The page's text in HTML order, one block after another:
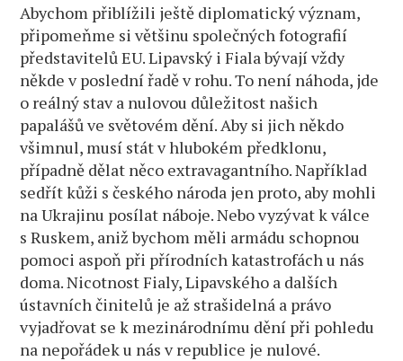
Abychom přiblížili ještě diplomatický význam,
připomeňme si většinu společných fotografií
představitelů EU. Lipavský i Fiala bývají vždy
někde v poslední řadě v rohu. To není náhoda, jde
o reálný stav a nulovou důležitost našich
papalášů ve světovém dění. Aby si jich někdo
všimnul, musí stát v hlubokém předklonu,
případně dělat něco extravagantního. Například
sedřít kůži s českého národa jen proto, aby mohli
na Ukrajinu posílat náboje. Nebo vyzývat k válce
s Ruskem, aniž bychom měli armádu schopnou
pomoci aspoň při přírodních katastrofách u nás
doma. Nicotnost Fialy, Lipavského a dalších
ústavních činitelů je až strašidelná a právo
vyjadřovat se k mezinárodnímu dění při pohledu
na nepořádek u nás v republice je nulové.